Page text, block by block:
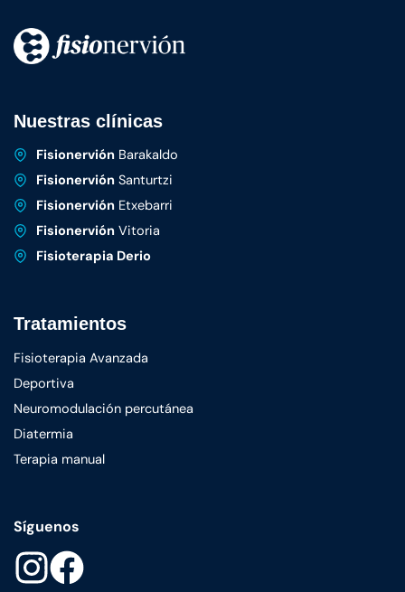
Nuestras clínicas
FisionerviónBarakaldo
FisionerviónSanturtzi
FisionerviónEtxebarri
FisionerviónVitoria
Fisioterapia Derio
Tratamientos
Fisioterapia Avanzada
Deportiva
Neuromodulación percutánea
Diatermia
Terapia manual
Síguenos